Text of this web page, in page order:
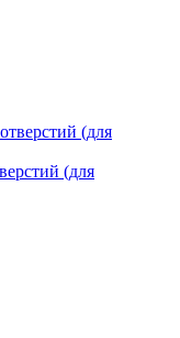
(для